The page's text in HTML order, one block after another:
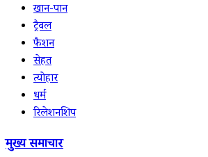
खान-पान
ट्रैवल
फैशन
सेहत
त्योहार
धर्म
रिलेशनशिप
मुख्य समाचार